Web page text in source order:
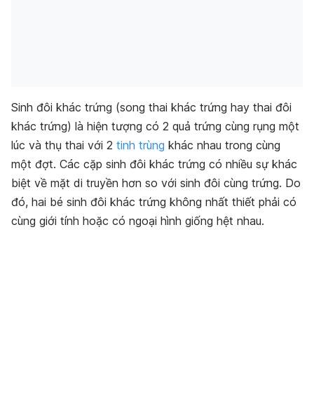
Sinh đôi khác trứng (song thai khác trứng hay thai đôi
khác trứng) là hiện tượng có 2 quả trứng cùng rụng một
lúc và thụ thai với 2 tinh trùng khác nhau trong cùng
một đợt. Các cặp sinh đôi khác trứng có nhiều sự khác
biệt về mặt di truyền hơn so với sinh đôi cùng trứng. Do
đó, hai bé sinh đôi khác trứng không nhất thiết phải có
cùng giới tính hoặc có ngoại hình giống hệt nhau.